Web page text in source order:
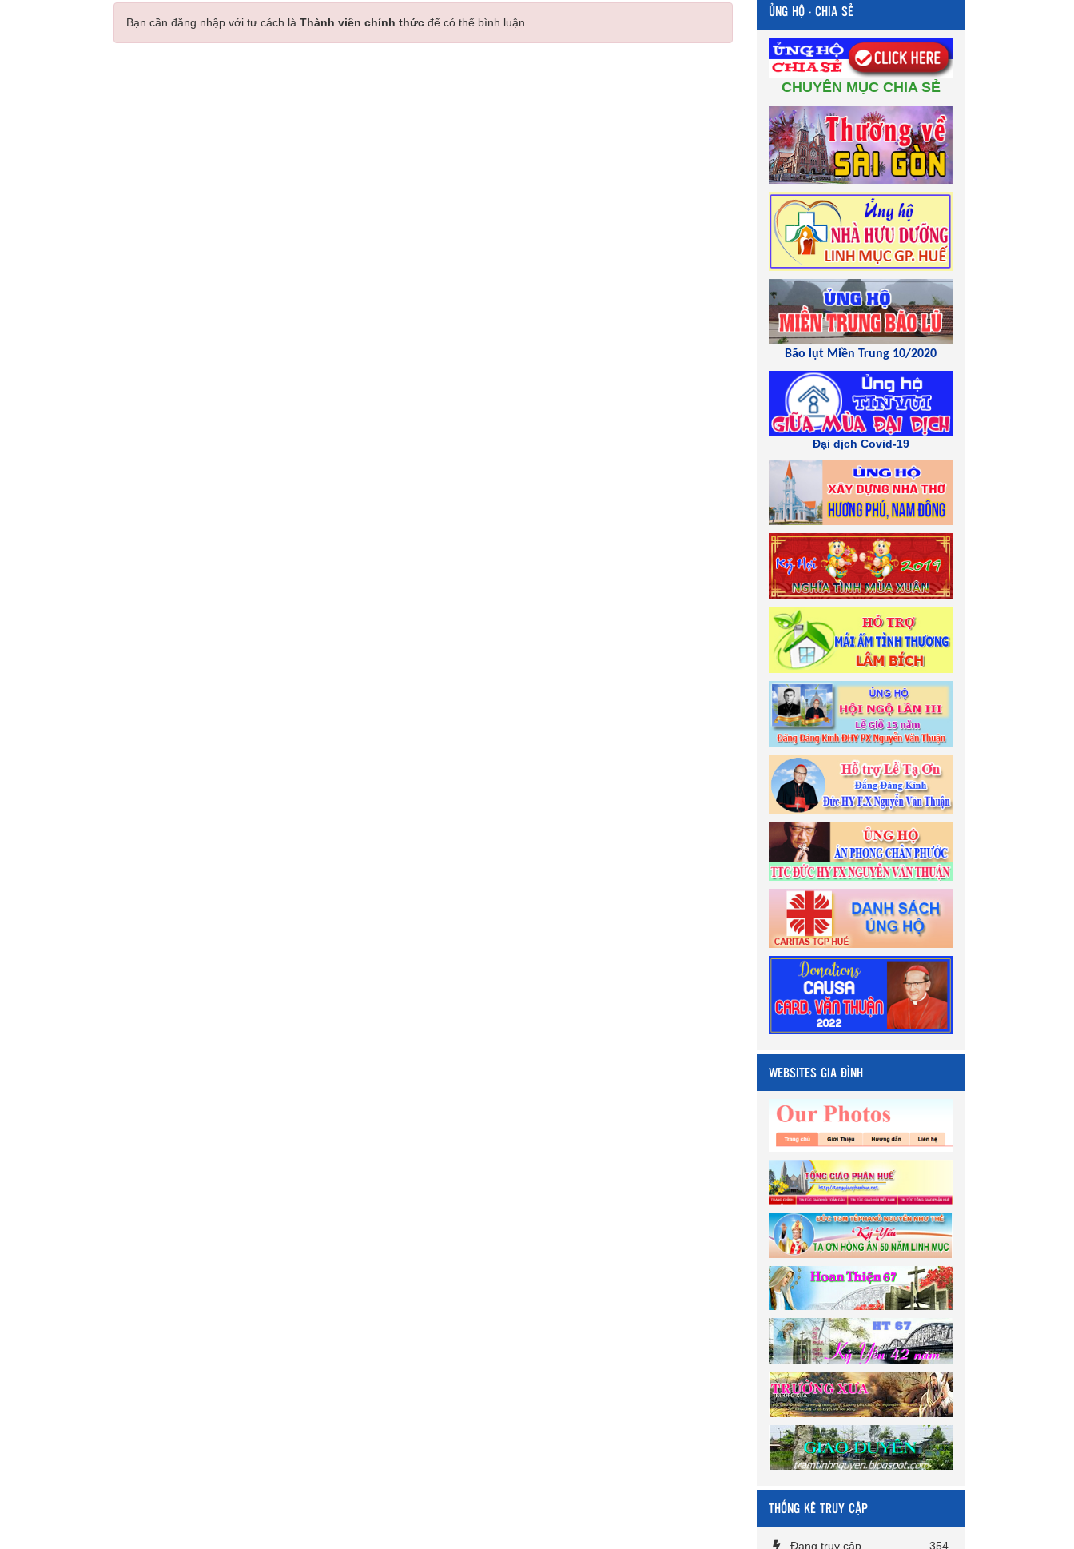
Bạn cần đăng nhập với tư cách là Thành viên chính thức để có thể bình luận
ỦNG HỘ - CHIA SẺ
CHUYÊN MỤC CHIA SẺ
Bão lụt Miền Trung 10/2020
Đại dịch Covid-19
WEBSITES GIA ĐÌNH
THỐNG KÊ TRUY CẬP
Đang truy cập 354